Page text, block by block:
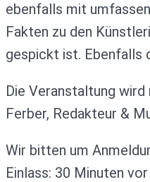
ebenfalls mit
Fakten zu den
gespickt ist. Ebenfalls
Die Veranstaltung
Ferber, Redakteur &
Wir bitten um
Einlass: 30 Minuten